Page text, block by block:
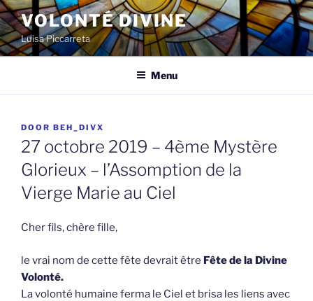
Spring
naar
de
inhoud
VOLONTÉ DIVINE
Luisa Piccarreta
Menu
GEPLAATST
OP
DOOR BEH_DIVX
27 octobre 2019 – 4ème Mystère
Glorieux – l’Assomption de la
Vierge Marie au Ciel
Cher fils, chère fille,
le vrai nom de cette fête devrait être Fête de la Divine
Volonté.
La volonté humaine ferma le Ciel et brisa les liens avec